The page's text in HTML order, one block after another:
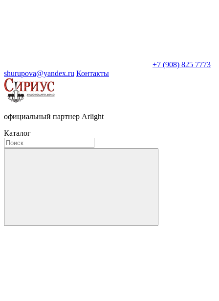
+7 (908) 825 7773
shurupova@yandex.ru Контакты
официальный партнер Arlight
Каталог